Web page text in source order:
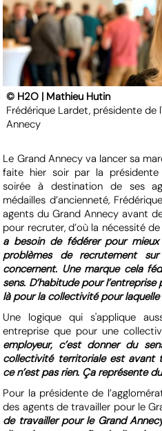
© H2O | Mathieu Hutin
Frédérique Lardet, présidente de
Annecy
Le Grand Annecy va lancer sa
faite hier soir par la présidente
soirée à destination de ses
médailles d’ancienneté,
agents du Grand Annecy avant
pour recruter, d’où la nécessité
a besoin de fédérer pour
problèmes de recrutement
concernent. Une marque cela
sens. D’habitude pour
là pour la collectivité pour laquelle
Une logique qui s'applique
entreprise que pour une
employeur, c’est donner du
collectivité territoriale est avant
ce n’est pas rien. Ça représente
Pour la présidente de
des agents de travailler pour le
de travailler pour le Grand